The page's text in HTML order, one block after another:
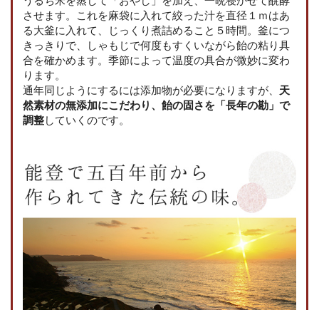
させます。これを麻袋に入れて絞った汁を直径１ｍはあ
る大釜に入れて、じっくり煮詰めること５時間。釜につ
きっきりで、しゃもじで何度もすくいながら飴の粘り具
合を確かめます。季節によって温度の具合が微妙に変わ
ります。
通年同じようにするには添加物が必要になりますが、 天
然素材の無添加にこだわり、飴の固さを「長年の勘」で
調整していくのです。